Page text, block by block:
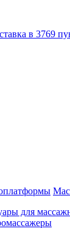
в 3769
для